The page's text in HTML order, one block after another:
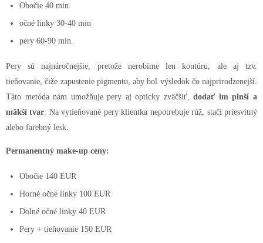
Obočie 40 min.
očné linky 30-40 min
pery 60-90 min.
Pery sú najnáročnejšie, pretože nerobíme len kontúru, ale aj tzv.
tieňovanie, čiže zapustenie pigmentu, aby bol výsledok čo najprirodzenejší.
Táto metóda nám umožňuje pery aj opticky zväčšiť,dodať im plnší a
mäkší tvar . Na vytieňované pery klientka nepotrebuje rúž, stačí priesvitný
alebo farebný lesk.
Permanentný make-up ceny:
Obočie 140 EUR
Horné očné linky 100 EUR
Dolné očné linky 40 EUR
Pery + tieňovanie 150 EUR